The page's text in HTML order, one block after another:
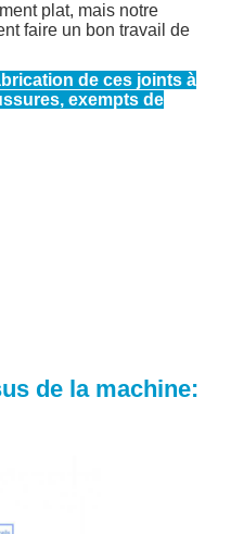
plat, mais notre
faire un bon travail de
de ces joints à
exempts de
de la machine: